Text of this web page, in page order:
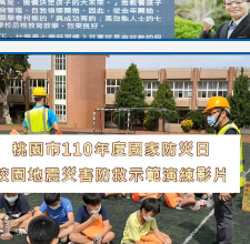
stes.tyc.edu.tw/
file/d/
jJOMVWY3-
file/d/